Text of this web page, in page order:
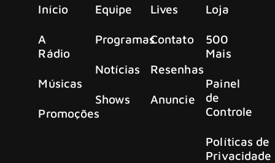
Início
A
Rádio
Músicas
Promoções
Equipe
Programas
Notícias
Shows
Lives
Contato
Resenhas
Anuncie
Loja
500
Mais
Painel
de
Controle
Políticas de
Privacidade